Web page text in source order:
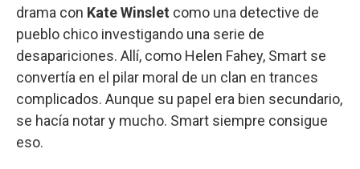
drama con Kate Winslet como una detective de
pueblo chico investigando una serie de
desapariciones. Allí, como Helen Fahey, Smart se
convertía en el pilar moral de un clan en trances
complicados. Aunque su papel era bien secundario,
se hacía notar y mucho. Smart siempre consigue
eso.